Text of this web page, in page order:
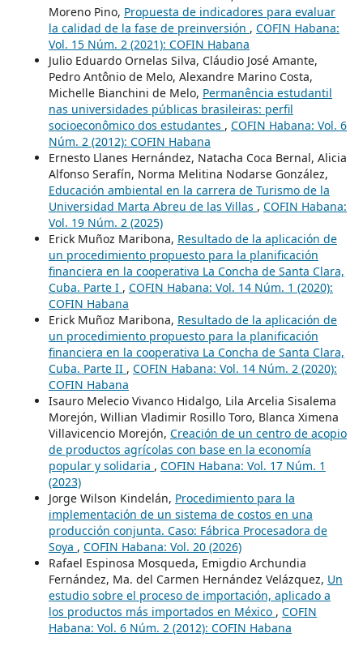
Moreno Pino, Propuesta de indicadores para evaluar
la calidad de la fase de preinversión , COFIN Habana:
Vol. 15 Núm. 2 (2021): COFIN Habana
Julio Eduardo Ornelas Silva, Cláudio José Amante,
Pedro Antônio de Melo, Alexandre Marino Costa,
Michelle Bianchini de Melo, Permanência estudantil
nas universidades públicas brasileiras: perfil
socioeconômico dos estudantes , COFIN Habana: Vol. 6
Núm. 2 (2012): COFIN Habana
Ernesto Llanes Hernández, Natacha Coca Bernal, Alicia
Alfonso Serafín, Norma Melitina Nodarse González,
Educación ambiental en la carrera de Turismo de la
Universidad Marta Abreu de las Villas , COFIN Habana:
Vol. 19 Núm. 2 (2025)
Erick Muñoz Maribona, Resultado de la aplicación de
un procedimiento propuesto para la planificación
financiera en la cooperativa La Concha de Santa Clara,
Cuba. Parte I , COFIN Habana: Vol. 14 Núm. 1 (2020):
COFIN Habana
Erick Muñoz Maribona, Resultado de la aplicación de
un procedimiento propuesto para la planificación
financiera en la cooperativa La Concha de Santa Clara,
Cuba. Parte II , COFIN Habana: Vol. 14 Núm. 2 (2020):
COFIN Habana
Isauro Melecio Vivanco Hidalgo, Lila Arcelia Sisalema
Morejón, Willian Vladimir Rosillo Toro, Blanca Ximena
Villavicencio Morejón, Creación de un centro de acopio
de productos agrícolas con base en la economía
popular y solidaria , COFIN Habana: Vol. 17 Núm. 1
(2023)
Jorge Wilson Kindelán, Procedimiento para la
implementación de un sistema de costos en una
producción conjunta. Caso: Fábrica Procesadora de
Soya , COFIN Habana: Vol. 20 (2026)
Rafael Espinosa Mosqueda, Emigdio Archundia
Fernández, Ma. del Carmen Hernández Velázquez, Un
estudio sobre el proceso de importación, aplicado a
los productos más importados en México , COFIN
Habana: Vol. 6 Núm. 2 (2012): COFIN Habana